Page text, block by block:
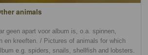
animals
geen apart voor album is, o.a. spinnen,
en kreeften. / Pictures of animals for which
e.g. spiders, snails, shellfish and lobsters.